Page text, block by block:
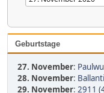
Geburtstage
27. November:
28. November:
29. November: 2911